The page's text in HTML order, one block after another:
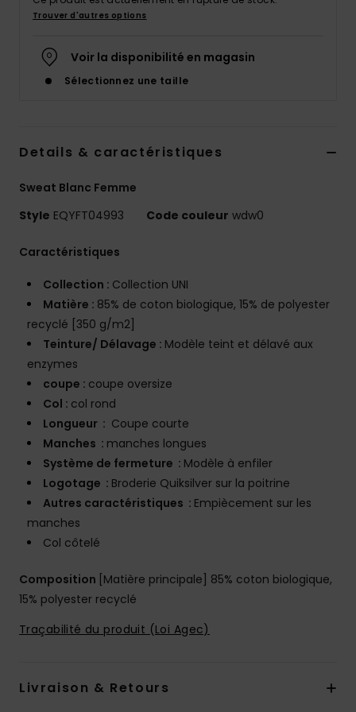
Trouver d'autres options
Voir la disponibilité en magasin
Sélectionnez une taille
Details & caractéristiques
Sweat Blanc Femme
Style EQYFT04993 Code couleur wdw0
Caractéristiques
Collection : Collection UNI
Matière : 85% de coton biologique, 15% de polyester
recyclé [350 g/m2]
Teinture/ Délavage : Modèle teint et délavé aux
enzymes
coupe : coupe oversize
Col : col rond
Longueur : Coupe courte
Manches : manches longues
Système de fermeture : Modèle à enfiler
Logotage : Broderie Quiksilver sur la poitrine
Autres caractéristiques : Empiècement sur les
manches
Col côtelé
Composition [Matière principale] 85% coton biologique,
15% polyester recyclé
Traçabilité du produit (Loi Agec)
Livraison & Retours